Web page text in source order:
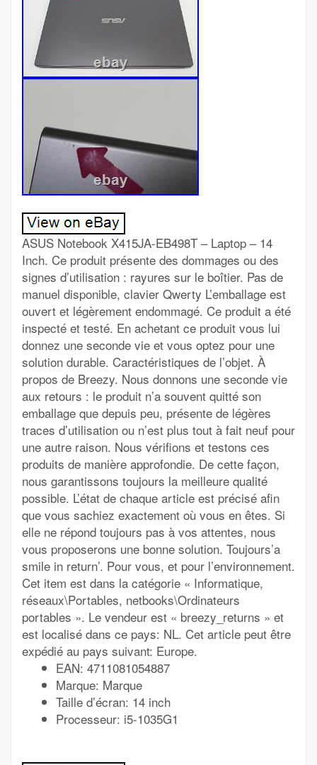
ASUS Notebook X415JA-EB498T – Laptop – 14
Inch. Ce produit présente des dommages ou des
signes d’utilisation : rayures sur le boîtier. Pas de
manuel disponible, clavier Qwerty L’emballage est
ouvert et légèrement endommagé. Ce produit a été
inspecté et testé. En achetant ce produit vous lui
donnez une seconde vie et vous optez pour une
solution durable. Caractéristiques de l’objet. À
propos de Breezy. Nous donnons une seconde vie
aux retours : le produit n’a souvent quitté son
emballage que depuis peu, présente de légères
traces d’utilisation ou n’est plus tout à fait neuf pour
une autre raison. Nous vérifions et testons ces
produits de manière approfondie. De cette façon,
nous garantissons toujours la meilleure qualité
possible. L’état de chaque article est précisé afin
que vous sachiez exactement où vous en êtes. Si
elle ne répond toujours pas à vos attentes, nous
vous proposerons une bonne solution. Toujours’a
smile in return’. Pour vous, et pour l’environnement.
Cet item est dans la catégorie « Informatique,
réseaux\Portables, netbooks\Ordinateurs
portables ». Le vendeur est « breezy_returns » et
est localisé dans ce pays: NL. Cet article peut être
expédié au pays suivant: Europe.
EAN: 4711081054887
Marque: Marque
Taille d’écran: 14 inch
Processeur: i5-1035G1